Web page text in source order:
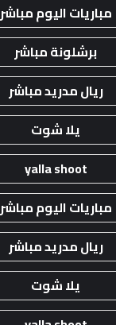
مباريات اليوم مباشر
برشلونة مباشر
ريال مدريد مباشر
يلا شوت
yalla shoot
مباريات اليوم مباشر
ريال مدريد مباشر
يلا شوت